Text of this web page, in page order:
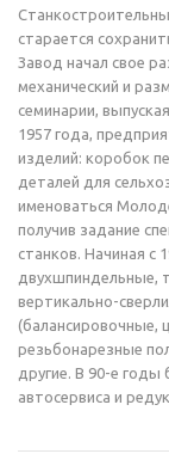
старается
Завод начал свое
механический и
семинарии,
1957 года,
изделий: коробок
деталей для
именоваться
получив задание
станков. Начиная с
двухшпиндельные,
вертикально-
(балансировочные,
резьбонарезные
другие. В 90-е годы
автосервиса и